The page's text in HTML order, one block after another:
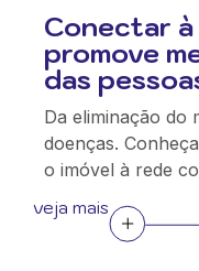
Conectar
promove
das
Da eliminação do
doenças.
o imóvel à rede
veja mais